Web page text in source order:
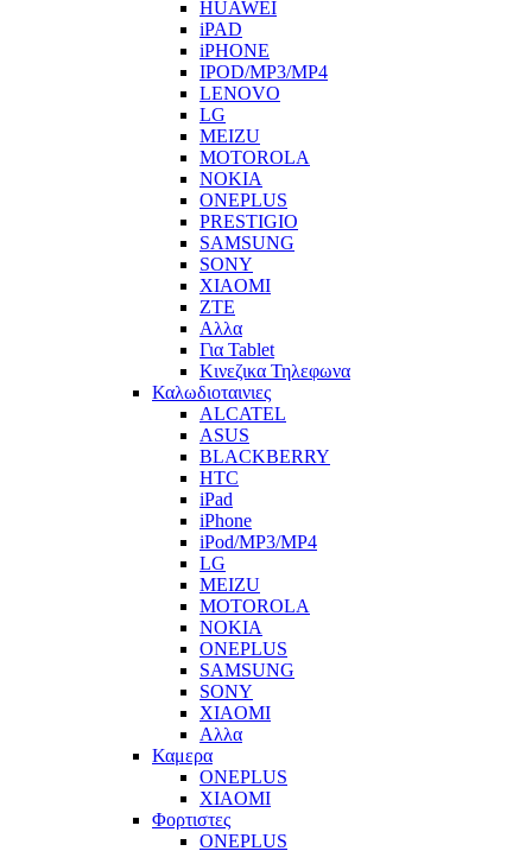
HUAWEI
iPAD
iPHONE
IPOD/MP3/MP4
LENOVO
LG
MEIZU
MOTOROLA
NOKIA
ONEPLUS
PRESTIGIO
SAMSUNG
SONY
XIAOMI
ZTE
Αλλα
Για Tablet
Κινεζικα Τηλεφωνα
Καλωδιοταινιες
ALCATEL
ASUS
BLACKBERRY
HTC
iPad
iPhone
iPod/MP3/MP4
LG
MEIZU
MOTOROLA
NOKIA
ONEPLUS
SAMSUNG
SONY
XIAOMI
Αλλα
Καμερα
ONEPLUS
XIAOMI
Φορτιστες
ONEPLUS